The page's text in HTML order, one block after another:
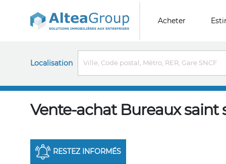
Acheter
Localisation
Vente-achat Bureaux saint
RESTEZ INFORMÉS